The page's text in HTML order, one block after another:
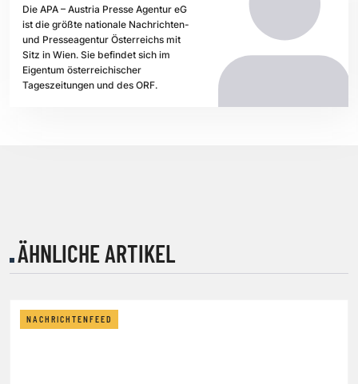
Die APA – Austria Presse Agentur eG
ist die größte nationale Nachrichten-
und Presseagentur Österreichs mit
Sitz in Wien. Sie befindet sich im
Eigentum österreichischer
Tageszeitungen und des ORF.
ÄHNLICHE ARTIKEL
NACHRICHTENFEED